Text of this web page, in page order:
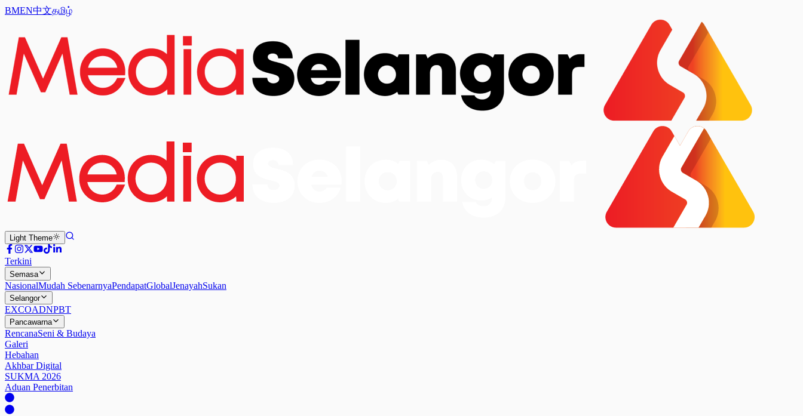
BMEN中文தமிழ்
Light Theme
Terkini
Semasa
NasionalMudah SebenarnyaPendapatGlobalJenayahSukan
Selangor
EXCOADNPBT
Pancawarna
RencanaSeni & Budaya
Galeri
Hebahan
Akhbar Digital
SUKMA 2026
Aduan Penerbitan